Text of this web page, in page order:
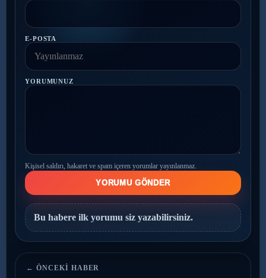
E-POSTA
YORUMUNUZ
Kişisel saldırı, hakaret ve spam içeren yorumlar yayınlanmaz.
YORUMU GÖNDER
Bu habere ilk yorumu siz yazabilirsiniz.
← ÖNCEKI HABER